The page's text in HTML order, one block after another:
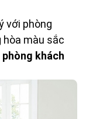
với phòng
hòa màu sắc
khách